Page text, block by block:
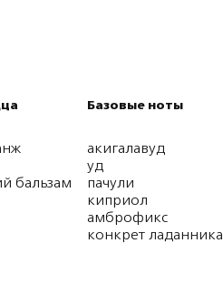
бальзам
Базовые ноты
акигалавуд
уд
пачули
киприол
амброфикс
конкрет ладанника